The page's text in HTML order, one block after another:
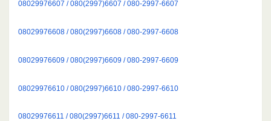
08029976607 / 080(2997)6607 / 080-2997-6607
08029976608 / 080(2997)6608 / 080-2997-6608
08029976609 / 080(2997)6609 / 080-2997-6609
08029976610 / 080(2997)6610 / 080-2997-6610
08029976611 / 080(2997)6611 / 080-2997-6611